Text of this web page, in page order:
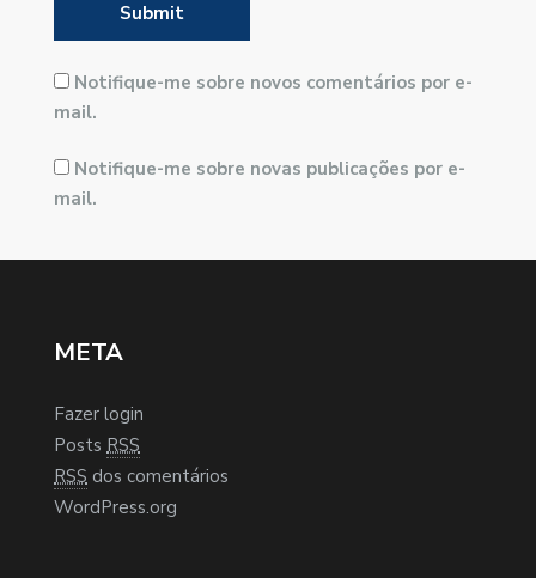
Notifique-me sobre novos comentários por e-
mail.
Notifique-me sobre novas publicações por e-
mail.
META
Fazer login
Posts RSS
RSS dos comentários
WordPress.org